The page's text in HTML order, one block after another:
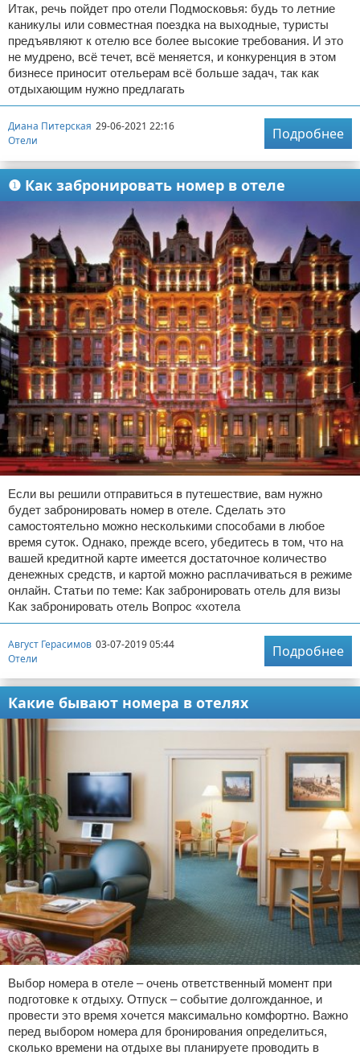
Итак, речь пойдет про отели Подмосковья: будь то летние
каникулы или совместная поездка на выходные, туристы
предъявляют к отелю все более высокие требования. И это
не мудрено, всё течет, всё меняется, и конкуренция в этом
бизнесе приносит отельерам всё больше задач, так как
отдыхающим нужно предлагать
Диана Питерская 29-06-2021 22:16
Отели
Подробнее
❶ Как забронировать номер в отеле
Если вы решили отправиться в путешествие, вам нужно
будет забронировать номер в отеле. Сделать это
самостоятельно можно несколькими способами в любое
время суток. Однако, прежде всего, убедитесь в том, что на
вашей кредитной карте имеется достаточное количество
денежных средств, и картой можно расплачиваться в режиме
онлайн. Статьи по теме: Как забронировать отель для визы
Как забронировать отель Вопрос «хотела
Август Герасимов 03-07-2019 05:44
Отели
Подробнее
Какие бывают номера в отелях
Выбор номера в отеле – очень ответственный момент при
подготовке к отдыху. Отпуск – событие долгожданное, и
провести это время хочется максимально комфортно. Важно
перед выбором номера для бронирования определиться,
сколько времени на отдыхе вы планируете проводить в